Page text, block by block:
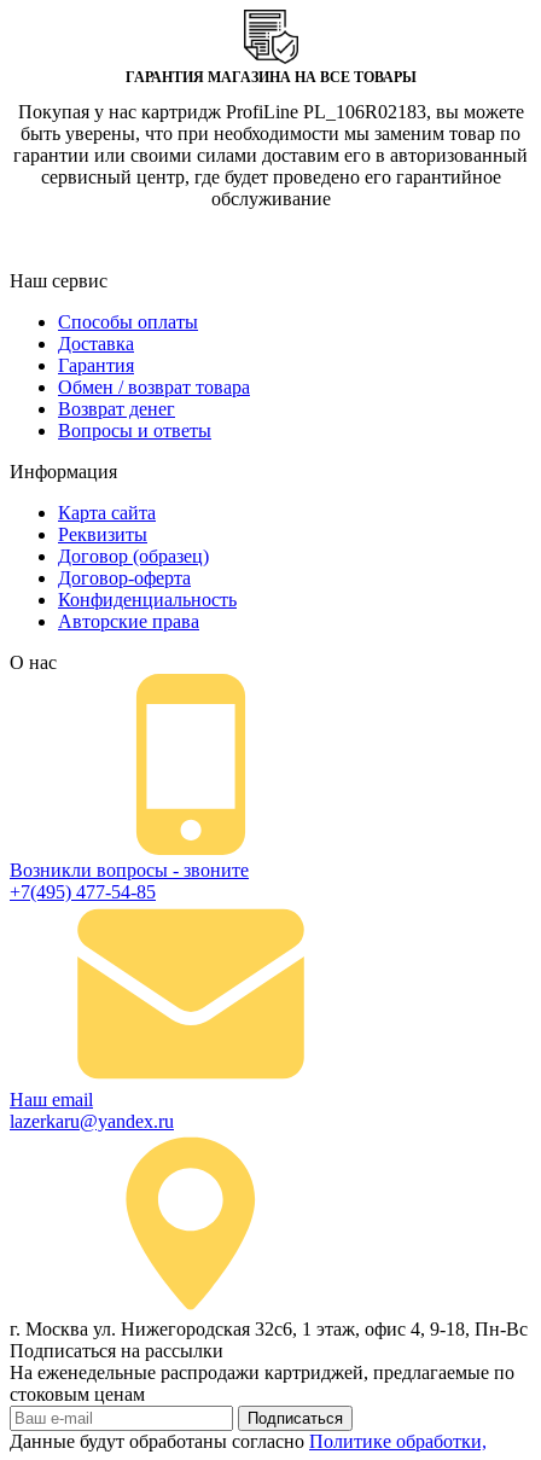
ГАРАНТИЯ МАГАЗИНА НА ВСЕ ТОВАРЫ
Покупая у нас картридж ProfiLine PL_106R02183, вы можете
быть уверены, что при необходимости мы заменим товар по
гарантии или своими силами доставим его в авторизованный
сервисный центр, где будет проведено его гарантийное
обслуживание
Наш сервис
Способы оплаты
Доставка
Гарантия
Обмен / возврат товара
Возврат денег
Вопросы и ответы
Информация
Карта сайта
Реквизиты
Договор (образец)
Договор-оферта
Конфиденциальность
Авторские права
О нас
Возникли вопросы - звоните
+7(495) 477-54-85
Наш email
lazerkaru@yandex.ru
г. Москва ул. Нижегородская 32с6, 1 этаж, офис 4, 9-18, Пн-Вс
Подписаться на рассылки
На еженедельные распродажи картриджей, предлагаемые по
стоковым ценам
Подписаться
Данные будут обработаны согласно Политике обработки,